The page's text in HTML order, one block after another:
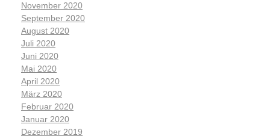
November 2020
September 2020
August 2020
Juli 2020
Juni 2020
Mai 2020
April 2020
März 2020
Februar 2020
Januar 2020
Dezember 2019